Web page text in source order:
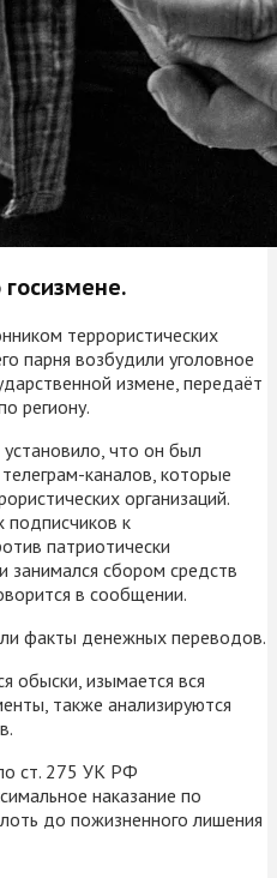
террористических
парня возбудили уголовное
измене, передаёт
региону.
что он был
каналов, которые
организаций.
подписчиков к
патриотически
занимался сбором средств
в сообщении.
факты денежных переводов.
обыски, изымается вся
также анализируются
ст. 275 УК РФ
наказание по
до пожизненного лишения